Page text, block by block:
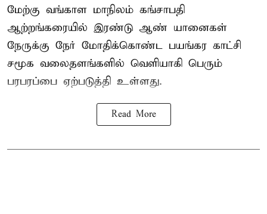
மேற்கு வங்காள மாநிலம் கங்சாபதி
ஆற்றங்கரையில் இரண்டு ஆண் யானைகள்
நேருக்கு நேர் மோதிக்கொண்ட பயங்கர காட்சி
சமூக வலைதளங்களில் வெளியாகி பெரும்
பரபரப்பை ஏற்படுத்தி உள்ளது.
Read More